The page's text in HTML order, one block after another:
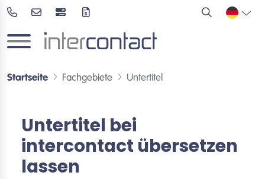
Startseite Fachgebiete Untertitel
Untertitel bei
intercontact übersetzen
lassen